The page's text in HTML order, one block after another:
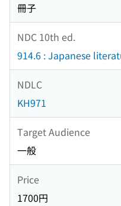
冊子
NDC 10th ed.
914.6 : Japanese
NDLC
KH971
Target Audience
一般
Price
1700円